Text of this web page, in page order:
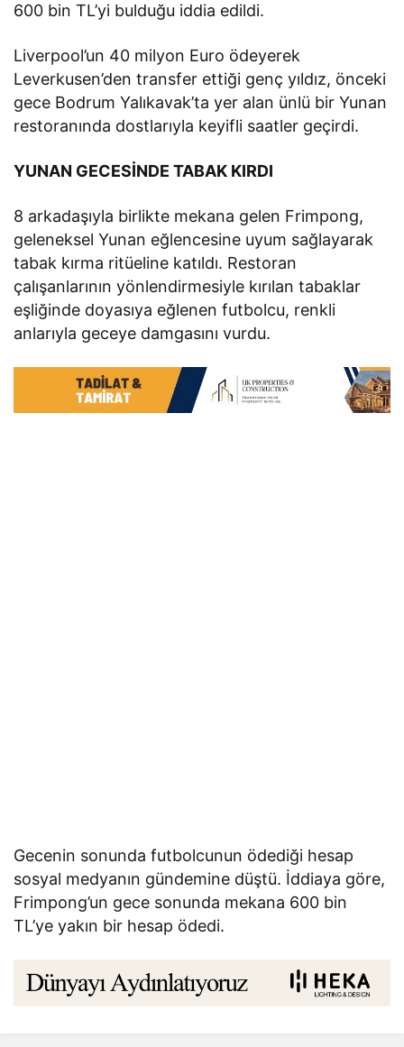
600 bin TL’yi bulduğu iddia edildi.
Liverpool’un 40 milyon Euro ödeyerek
Leverkusen’den transfer ettiği genç yıldız, önceki
gece Bodrum Yalıkavak’ta yer alan ünlü bir Yunan
restoranında dostlarıyla keyifli saatler geçirdi.
YUNAN GECESİNDE TABAK KIRDI
8 arkadaşıyla birlikte mekana gelen Frimpong,
geleneksel Yunan eğlencesine uyum sağlayarak
tabak kırma ritüeline katıldı. Restoran
çalışanlarının yönlendirmesiyle kırılan tabaklar
eşliğinde doyasıya eğlenen futbolcu, renkli
anlarıyla geceye damgasını vurdu.
Gecenin sonunda futbolcunun ödediği hesap
sosyal medyanın gündemine düştü. İddiaya göre,
Frimpong’un gece sonunda mekana 600 bin
TL’ye yakın bir hesap ödedi.